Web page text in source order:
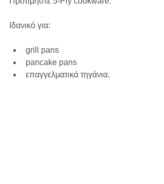
Ιδανικό για:
grill pans
pancake pans
επαγγελματικά τηγάνια.